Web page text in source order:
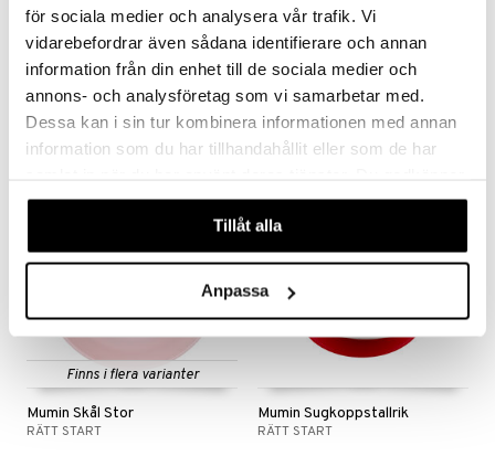
för sociala medier och analysera vår trafik. Vi
vidarebefordrar även sådana identifierare och annan
information från din enhet till de sociala medier och
annons- och analysföretag som vi samarbetar med.
Dessa kan i sin tur kombinera informationen med annan
information som du har tillhandahållit eller som de har
våra cookies vid fortsatt användande av vår webbplats.
Tillåt alla
Anpassa
Mumin Flat Tallrik
RÄTT START
79 kr
Mumin Pipmugg
RÄTT START
119 kr
Finns i flera varianter
Mumin Skål Stor
RÄTT START
Mumin Sugkoppstallrik
RÄTT START
Mario